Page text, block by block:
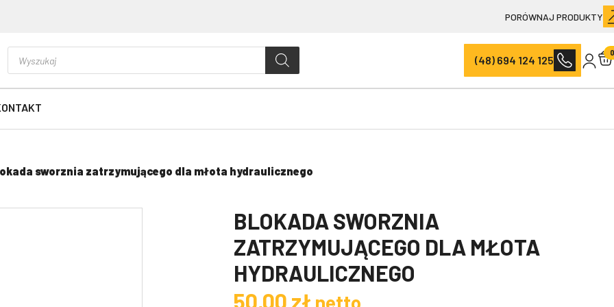
PORÓWNAJ PRODUKTY
Wyszukiwarka
produktów
(48) 694 124 125
0
sworznia zatrzymującego dla młota hydraulicznego
BLOKADA SWORZNIA
ZATRZYMUJĄCEGO DLA MŁOTA
HYDRAULICZNEGO
50,00 zł netto